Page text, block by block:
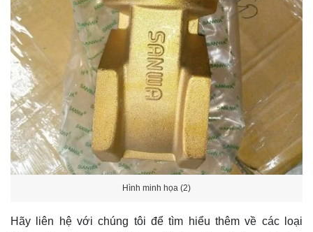
Hình minh họa (2)
Hãy liên hệvới chúng tôi để tìm hiểu thêm về các loại